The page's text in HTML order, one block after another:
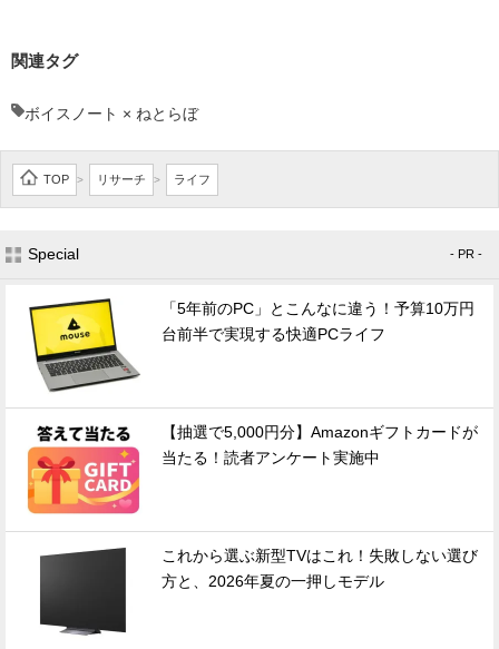
関連タグ
ボイスノート × ねとらぼ
TOP > リサーチ > ライフ
Special - PR -
「5年前のPC」とこんなに違う！予算10万円
台前半で実現する快適PCライフ
【抽選で5,000円分】Amazonギフトカードが
当たる！読者アンケート実施中
これから選ぶ新型TVはこれ！失敗しない選び
方と、2026年夏の一押しモデル